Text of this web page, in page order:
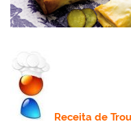
Receitade